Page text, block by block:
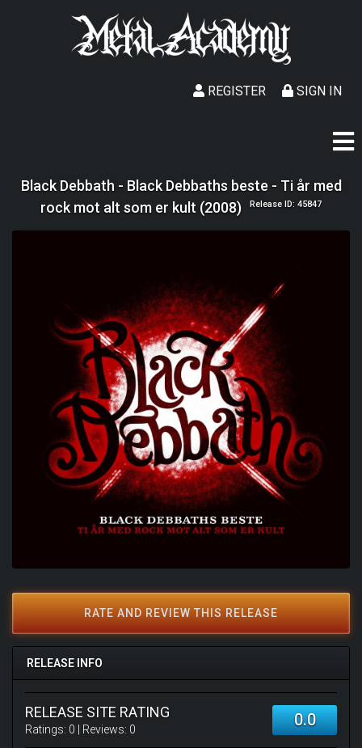
SIGN IN
REGISTER
Black Debbath - Black Debbaths beste - Ti år med
rock mot alt som er kult (2008)
Release ID: 45847
RATE AND REVIEW THIS RELEASE
RELEASE INFO
RELEASE SITE RATING
Ratings: 0 | Reviews: 0 0.0